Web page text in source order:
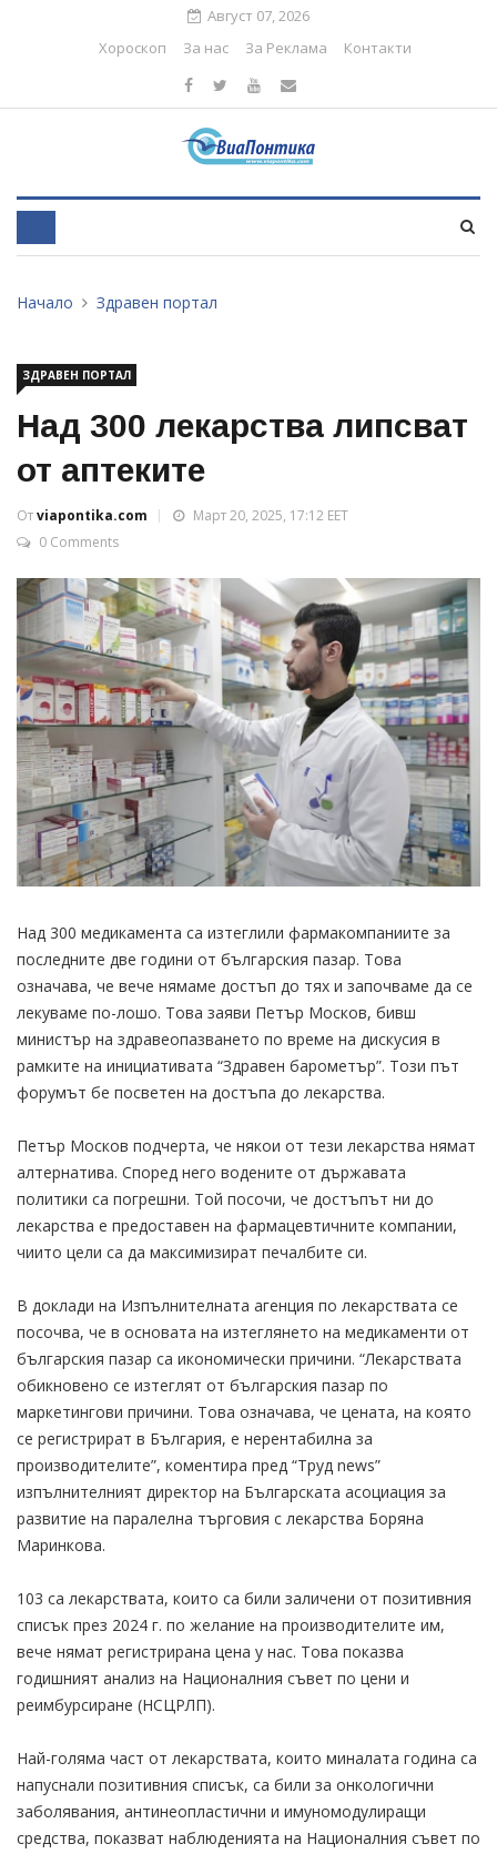
Август 07, 2026
Хороскоп
За нас За Реклама Контакти
Начало Здравен портал
ЗДРАВЕН ПОРТАЛ
Над 300 лекарства липсват
от аптеките
Отviapontika.com
Март 20, 2025, 17:12 EET
0 Comments
Над 300 медикамента са изтеглили фармакомпаниите за
последните две години от българския пазар. Това
означава, че вече нямаме достъп до тях и започваме да се
лекуваме по-лошо. Това заяви Петър Москов, бивш
министър на здравеопазването по време на дискусия в
рамките на инициативата “Здравен барометър”. Този път
форумът бе посветен на достъпа до лекарства.
Петър Москов подчерта, че някои от тези лекарства нямат
алтернатива. Според него водените от държавата
политики са погрешни. Той посочи, че достъпът ни до
лекарства е предоставен на фармацевтичните компании,
чиито цели са да максимизират печалбите си.
В доклади на Изпълнителната агенция по лекарствата се
посочва, че в основата на изтеглянето на медикаменти от
българския пазар са икономически причини. “Лекарствата
обикновено се изтеглят от българския пазар по
маркетингови причини. Това означава, че цената, на която
се регистрират в България, е нерентабилна за
производителите”, коментира пред “Труд news”
изпълнителният директор на Българскатa асоциация за
развитие на паралелна търговия с лекарства Боряна
Маринкова.
103 са лекарствата, които са били заличени от позитивния
списък през 2024 г. по желание на производителите им,
вече нямат регистрирана цена у нас. Това показва
годишният анализ на Националния съвет по цени и
реимбурсиране (НСЦРЛП).
Най-голяма част от лекарствата, които миналата година са
напуснали позитивния списък, са били за онкологични
заболявания, антинеопластични и имуномодулиращи
средства, показват наблюденията на Националния съвет по